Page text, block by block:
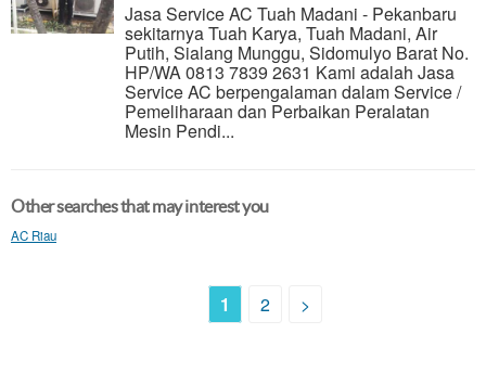
Jasa Service AC Tuah Madani - Pekanbaru
sekitarnya Tuah Karya, Tuah Madani, Air
Putih, Sialang Munggu, Sidomulyo Barat No.
HP/WA 0813 7839 2631 Kami adalah Jasa
Service AC berpengalaman dalam Service /
Pemeliharaan dan Perbaikan Peralatan
Mesin Pendi...
Other searches that may interest you
AC Riau
1 2 >